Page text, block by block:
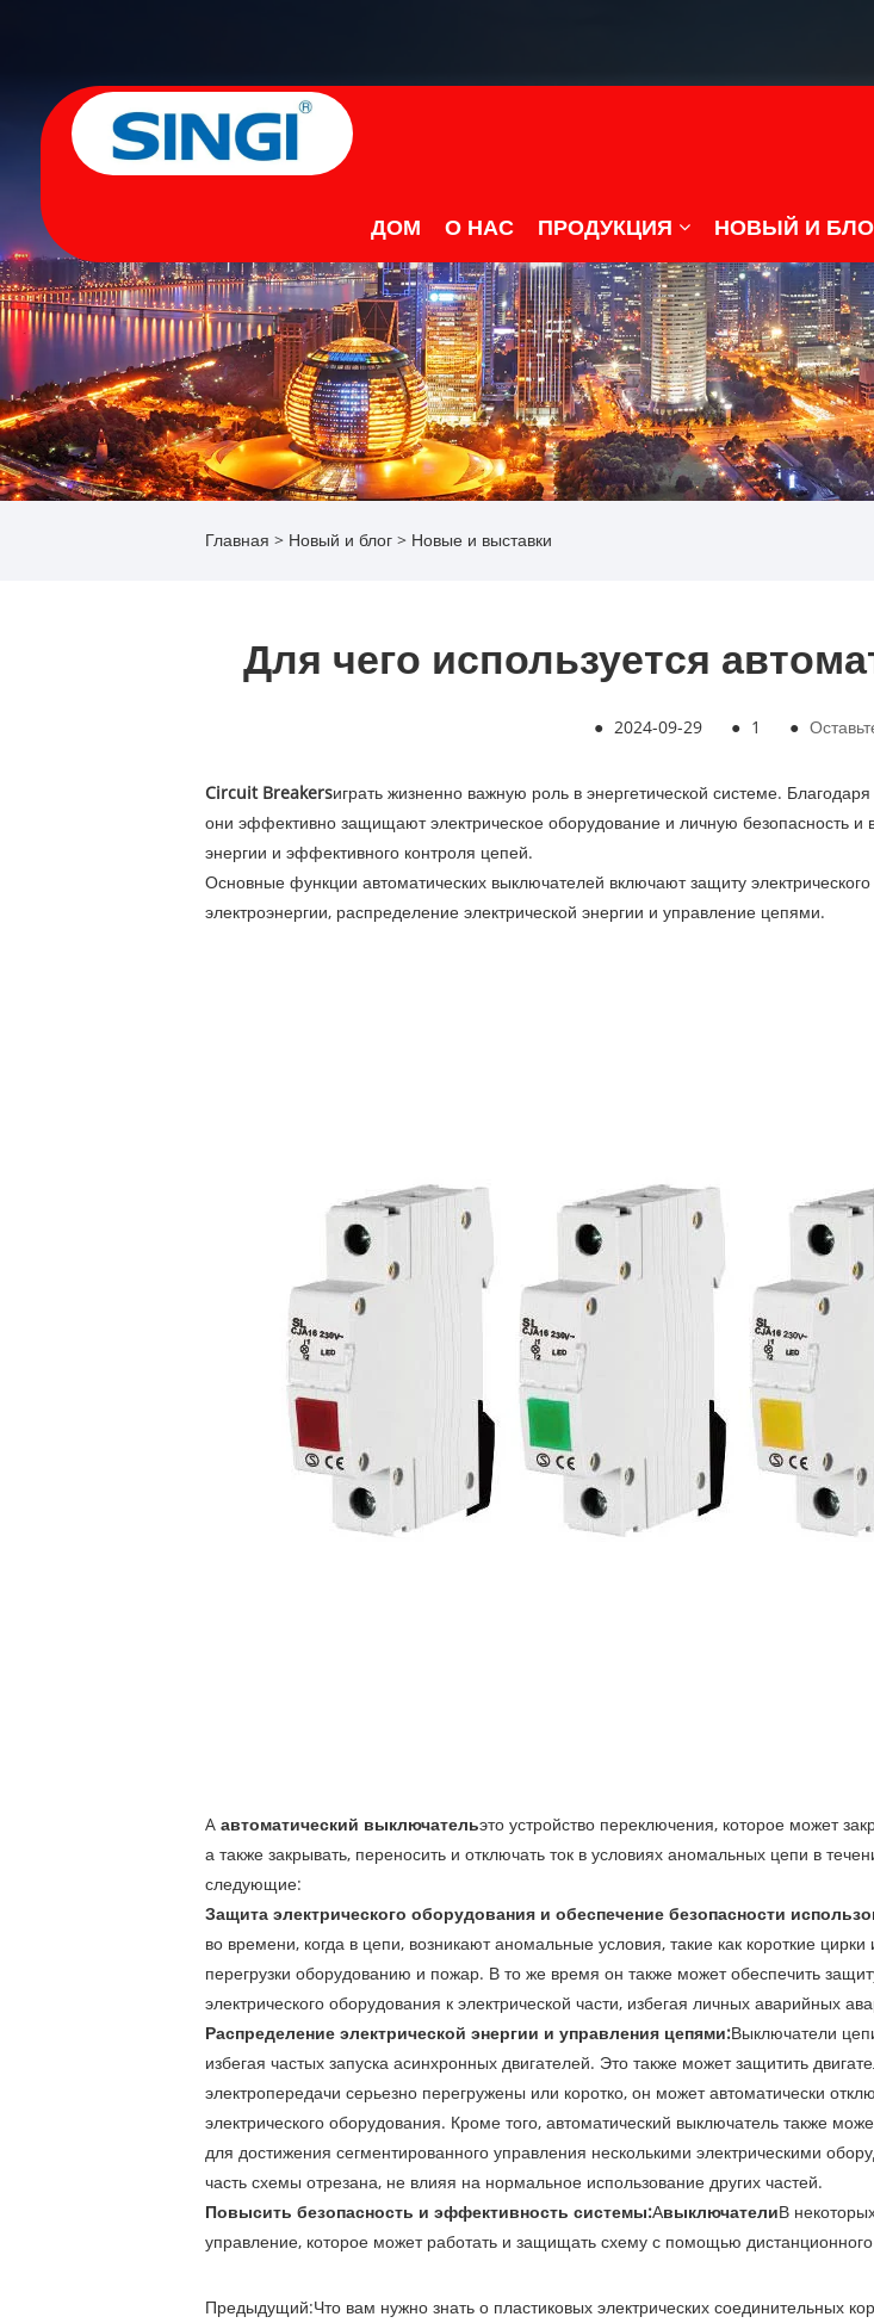
ДОМ О НАС ПРОДУКЦИЯ НОВЫЙ И
Главная > Новый и блог > Новые и выставки
Для чего используется
● 2024-09-29 ● 1 ●
‌Circuit Breakersиграть жизненно важную роль в энергетической системе.
они эффективно защищают электрическое оборудование и личную безопасность и
энергии и эффективного контроля цепей.
Основные функции автоматических выключателей включают защиту
электроэнергии, распределение электрической энергии и управление цепями. ‌
A автоматический выключательэто устройство переключения, которое может
а также закрывать, переносить и отключать ток в условиях аномальных цепи в
следующие:
Защита электрического оборудования и обеспечение безопасности
во времени, когда в цепи, возникают аномальные условия, такие как короткие
перегрузки оборудованию и пожар. В то же время он также может обеспечить
электрического оборудования к электрической части, избегая личных аварийных
Распределение электрической энергии и управления цепями:Выключатели
избегая частых запуска асинхронных двигателей. Это также может защитить
электропередачи серьезно перегружены или коротко, он может автоматически
электрического оборудования. Кроме того, автоматический выключатель также
для достижения сегментированного управления несколькими электрическими
часть схемы отрезана, не влияя на нормальное использование других частей.
Повысить безопасность и эффективность системы:АвыключателиВ
управление, которое может работать и защищать схему с помощью
Предыдущий:Что вам нужно знать о пластиковых электрических соединительных